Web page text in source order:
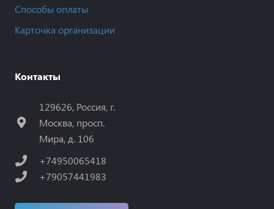
Способы оплаты
Карточка организации
Контакты
129626, Россия, г.
Москва, просп.
Мира, д. 106
+74950065418
+79057441983